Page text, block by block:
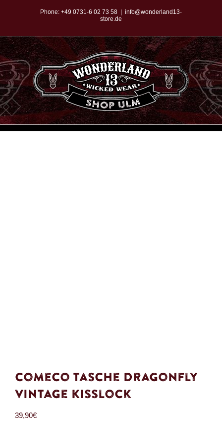
springen
Phone: +49 0731-6 02 73 58
info@wonderland13-
store.de
Comeco Tasche Dragonfly
Vintage Kisslock
39,90€